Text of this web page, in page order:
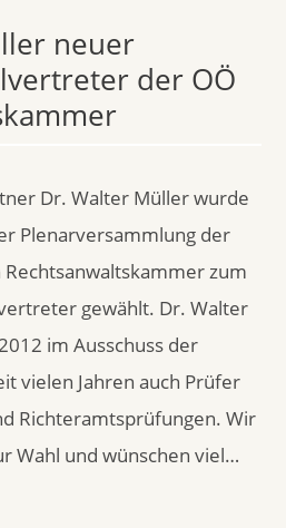
neuer
der OÖ
Dr. Walter Müller wurde
Plenarversammlung der
zum
gewählt. Dr. Walter
im Ausschuss der
vielen Jahren auch Prüfer
Richteramtsprüfungen. Wir
Wahl und wünschen viel…